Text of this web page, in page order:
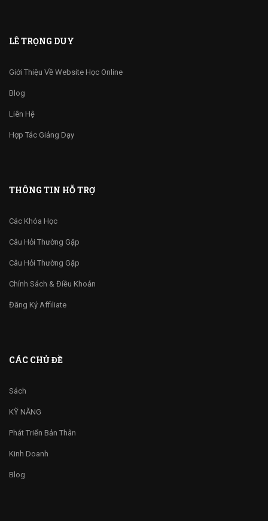
LÊ TRỌNG DUY
Giới Thiệu Về Website Học Online
Blog
Liên Hệ
Hợp Tác Giảng Dạy
THÔNG TIN HỖ TRỢ
Các Khóa Học
Câu Hỏi Thường Gặp
Câu Hỏi Thường Gặp
Chính Sách & Điều Khoản
Đăng Ký Affiliate
CÁC CHỦ ĐỀ
Sách
KỸ NĂNG
Phát Triển Bản Thân
Kinh Doanh
Blog